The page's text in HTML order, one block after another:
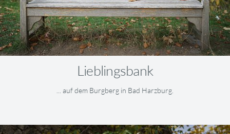
Lieblingsbank
... auf dem Burgberg in Bad Harzburg.